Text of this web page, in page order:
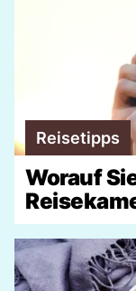
Reisetipps
Worauf